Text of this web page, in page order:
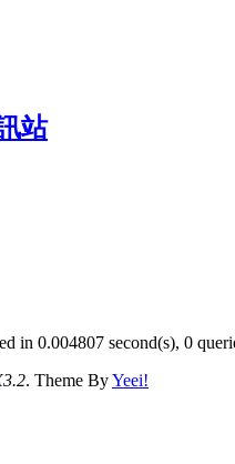
in 0.004807 second(s), 0
. Theme ByYeei!